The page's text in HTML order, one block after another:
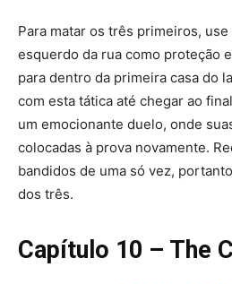
Para matar os três primeiros, use
esquerdo da rua como proteção
para dentro da primeira casa do
com esta tática até chegar ao
um emocionante duelo, onde
colocadas à prova novamente.
bandidos de uma só vez,
dos três.
Capítulo 10 – The